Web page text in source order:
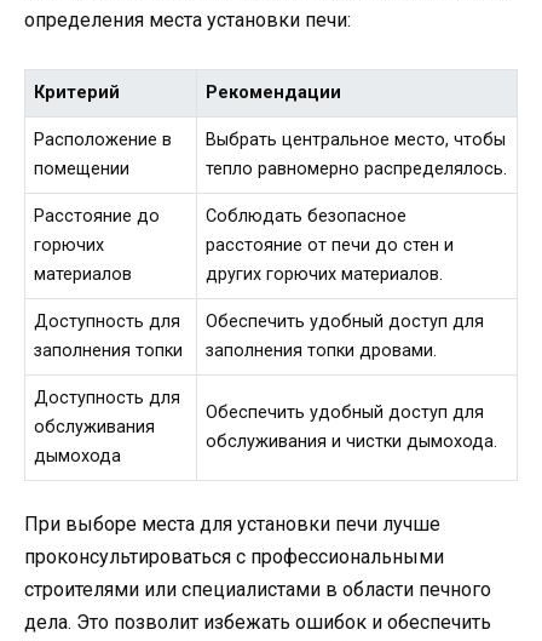
определения места установки печи:
Критерий Рекомендации
Расположение в
помещении
Выбрать центральное место, чтобы
тепло равномерно распределялось.
Расстояние до
горючих
материалов
Соблюдать безопасное
расстояние от печи до стен и
других горючих материалов.
Доступность для
заполнения топки
Обеспечить удобный доступ для
заполнения топки дровами.
Доступность для
обслуживания
дымохода
Обеспечить удобный доступ для
обслуживания и чистки дымохода.
При выборе места для установки печи лучше
проконсультироваться с профессиональными
строителями или специалистами в области печного
дела. Это позволит избежать ошибок и обеспечить